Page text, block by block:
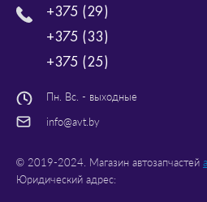
+375 (29)
+375 (33)
+375 (25)
Пн. Вс. - выходные
info@avt.by
© 2019-2024. Магазин автозапчастей
Юридический адрес: